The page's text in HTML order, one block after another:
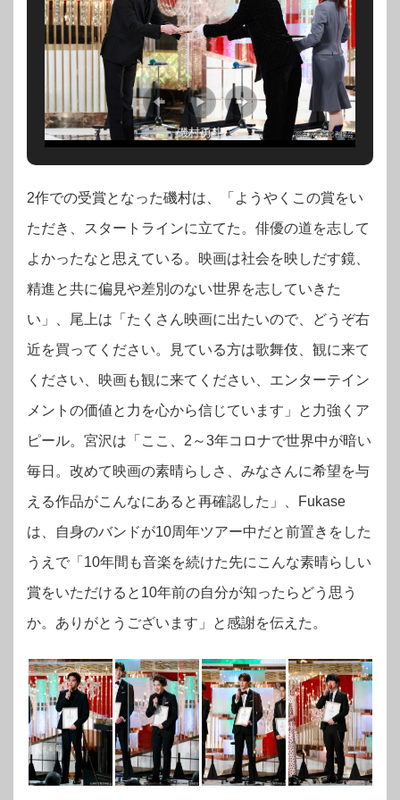
磯村勇斗
2作での受賞となった磯村は、「ようやくこの賞をい
ただき、スタートラインに立てた。俳優の道を志して
よかったなと思えている。映画は社会を映しだす鏡、
精進と共に偏見や差別のない世界を志していきた
い」、尾上は「たくさん映画に出たいので、どうぞ右
近を買ってください。見ている方は歌舞伎、観に来て
ください、映画も観に来てください、エンターテイン
メントの価値と力を心から信じています」と力強くア
ピール。宮沢は「ここ、2～3年コロナで世界中が暗い
毎日。改めて映画の素晴らしさ、みなさんに希望を与
える作品がこんなにあると再確認した」、Fukase
は、自身のバンドが10周年ツアー中だと前置きをした
うえで「10年間も音楽を続けた先にこんな素晴らしい
賞をいただけると10年前の自分が知ったらどう思う
か。ありがとうございます」と感謝を伝えた。